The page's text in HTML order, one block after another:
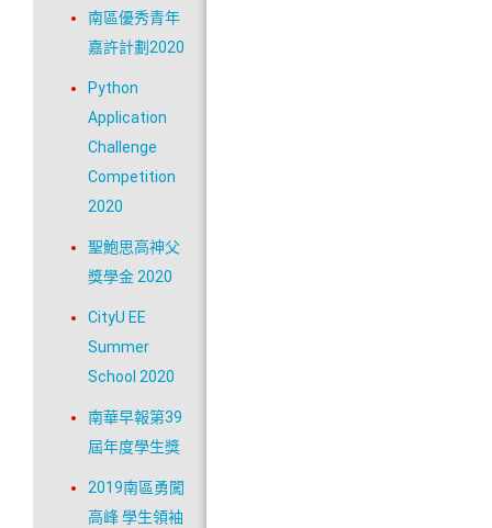
南區優秀青年
嘉許計劃2020
Python
Application
Challenge
Competition
2020
聖鮑思高神父
獎學金 2020
CityU EE
Summer
School 2020
南華早報第39
屆年度學生獎
2019南區勇闖
高峰 學生領袖